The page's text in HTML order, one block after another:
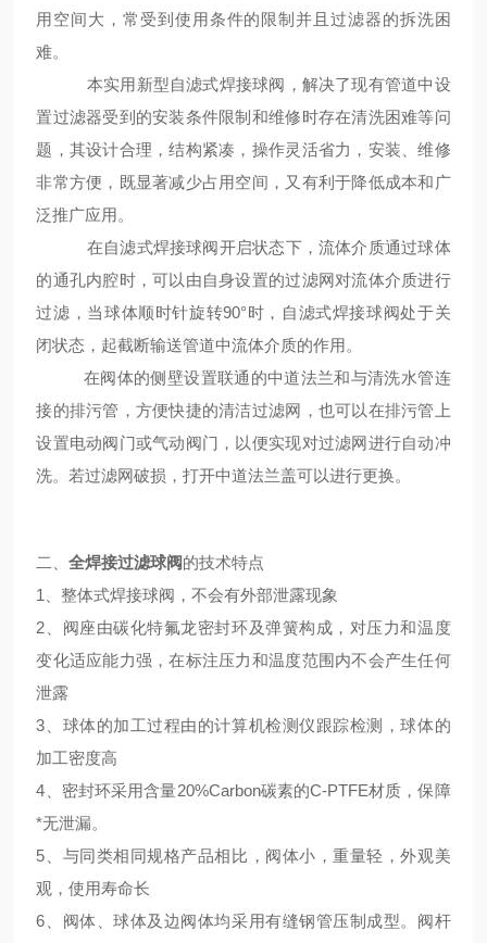
用空间大，常受到使用条件的限制并且过滤器的拆洗困
难。
本实用新型自滤式焊接球阀，解决了现有管道中设
置过滤器受到的安装条件限制和维修时存在清洗困难等问
题，其设计合理，结构紧凑，操作灵活省力，安装、维修
非常方便，既显著减少占用空间，又有利于降低成本和广
泛推广应用。
在自滤式焊接球阀开启状态下，流体介质通过球体
的通孔内腔时，可以由自身设置的过滤网对流体介质进行
过滤，当球体顺时针旋转90°时，自滤式焊接球阀处于关
闭状态，起截断输送管道中流体介质的作用。
在阀体的侧壁设置联通的中道法兰和与清洗水管连
接的排污管，方便快捷的清洁过滤网，也可以在排污管上
设置电动阀门或气动阀门，以便实现对过滤网进行自动冲
洗。若过滤网破损，打开中道法兰盖可以进行更换。
二、全焊接过滤球阀的技术特点
1、整体式焊接球阀，不会有外部泄露现象
2、阀座由碳化特氟龙密封环及弹簧构成，对压力和温度
变化适应能力强，在标注压力和温度范围内不会产生任何
泄露
3、球体的加工过程由的计算机检测仪跟踪检测，球体的
加工密度高
4、密封环采用含量20%Carbon碳素的C-PTFE材质，保障
*无泄漏。
5、与同类相同规格产品相比，阀体小，重量轻，外观美
观，使用寿命长
6、阀体、球体及边阀体均采用有缝钢管压制成型。阀杆